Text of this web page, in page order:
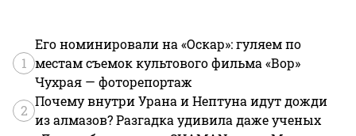
1
Его номинировали на «Оскар»: гуляем по
местам съемок культового фильма «Вор»
Чухрая — фоторепортаж
2
Почему внутри Урана и Нептуна идут дожди
из алмазов? Разгадка удивила даже ученых